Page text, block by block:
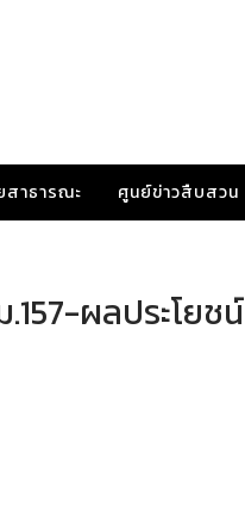
สาธารณะ ศูนย์ข่าวสืบสวน
ผลประโยชน์